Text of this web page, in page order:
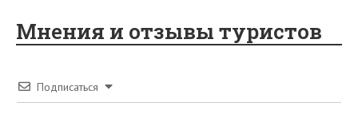
Мнения и отзывы туристов
Подписаться